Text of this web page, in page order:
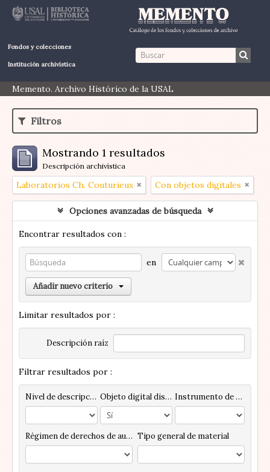
Fondos y colecciones
Institución archivística
Memento. Archivo Histórico de la USAL
Filtros
Mostrando 1 resultados
Descripción archivística
Laboratorios Ch. Couturieux Con objetos digitales
Opciones avanzadas de búsqueda
Encontrar resultados con :
en
Añadir nuevo criterio
Limitar resultados por :
Descripción raíz
Filtrar resultados por :
Nivel de descripción Objeto digital disponibles Instrumento de descripción
Régimen de derechos de autor Tipo general de material